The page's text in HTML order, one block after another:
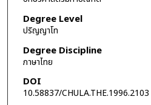
Degree Level
ปริญญาโท
Degree Discipline
ภาษาไทย
DOI
10.58837/CHULA.THE.1996.2103